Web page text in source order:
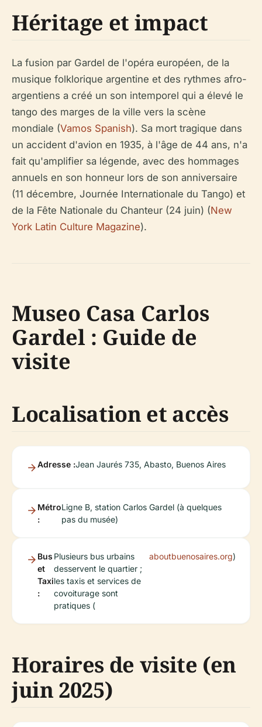
Héritage et impact
La fusion par Gardel de l'opéra européen, de la
musique folklorique argentine et des rythmes afro-
argentiens a créé un son intemporel qui a élevé le
tango des marges de la ville vers la scène
mondiale (Vamos Spanish). Sa mort tragique dans
un accident d'avion en 1935, à l'âge de 44 ans, n'a
fait qu'amplifier sa légende, avec des hommages
annuels en son honneur lors de son anniversaire
(11 décembre, Journée Internationale du Tango) et
de la Fête Nationale du Chanteur (24 juin) (New
York Latin Culture Magazine).
Museo Casa Carlos
Gardel : Guide de
visite
Localisation et accès
Adresse :Jean Jaurés 735, Abasto, Buenos Aires
Métro
:
Ligne B, station Carlos Gardel (à quelques
pas du musée)
Bus
et
Taxi
:
Plusieurs bus urbains
desservent le quartier ;
les taxis et services de
covoiturage sont
pratiques (
aboutbuenosaires.org)
Horaires de visite (en
juin 2025)